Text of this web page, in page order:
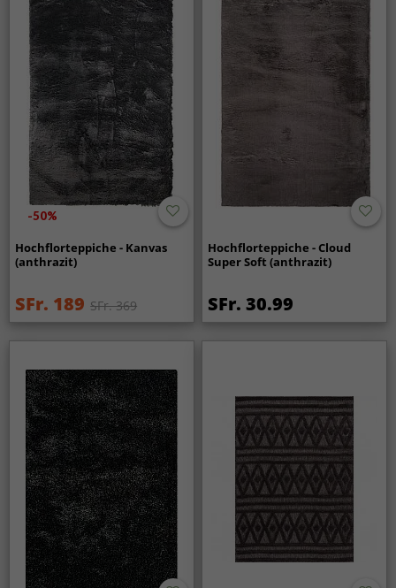
-50%
Hochflorteppiche - Kanvas
(anthrazit)
SFr. 189 SFr. 369
Hochflorteppiche - Cloud
Super Soft (anthrazit)
SFr. 30.99